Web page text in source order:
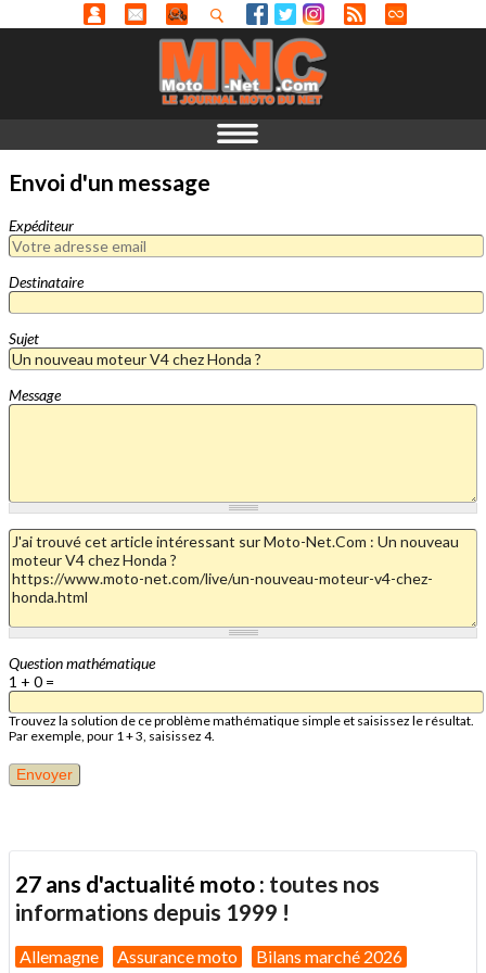
Envoi d'un message
Expéditeur
Destinataire
Sujet
Message
Question mathématique
1 + 0 =
Trouvez la solution de ce problème mathématique simple et saisissez le résultat.
Par exemple, pour 1 + 3, saisissez 4.
27 ans d'actualité moto : toutes nos
informations depuis 1999 !
Allemagne Assurance moto Bilans marché 2026